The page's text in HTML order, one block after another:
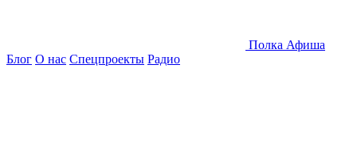
Полка Афиша
Блог О нас Спецпроекты Радио